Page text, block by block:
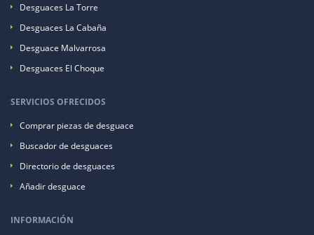
Desguaces La Torre
Desguaces La Cabaña
Desguace Malvarrosa
Desguaces El Choque
SERVICIOS OFRECIDOS
Comprar piezas de desguace
Buscador de desguaces
Directorio de desguaces
Añadir desguace
INFORMACIÓN